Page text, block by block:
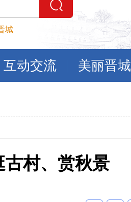
城
互动交流 美丽晋城
古村、赏秋景